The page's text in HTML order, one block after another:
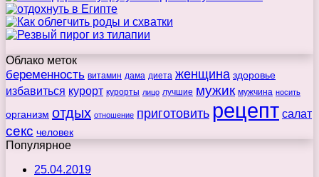
Облако меток
беременность витамин дама диета женщина здоровье
избавиться курорт курорты лицо лучшие мужик мужчина носить
организм отдых отношение приготовить рецепт салат
секс человек
Популярное
25.04.2019